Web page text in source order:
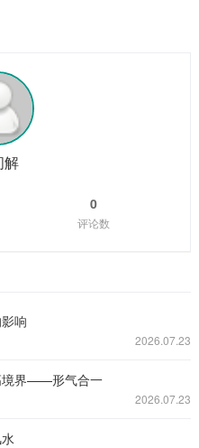
解
0
评论数
响
2026.07.23
境界——形气合一
2026.07.23